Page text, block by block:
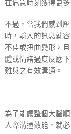
在危急時刻獲得更多
不過，當我們感到
時，輸入的訊息就
不佳或扭曲變形，
體或情緒過度反應
難與之有效溝通。
－
為了能讓整個大腦
人際溝通效能，就